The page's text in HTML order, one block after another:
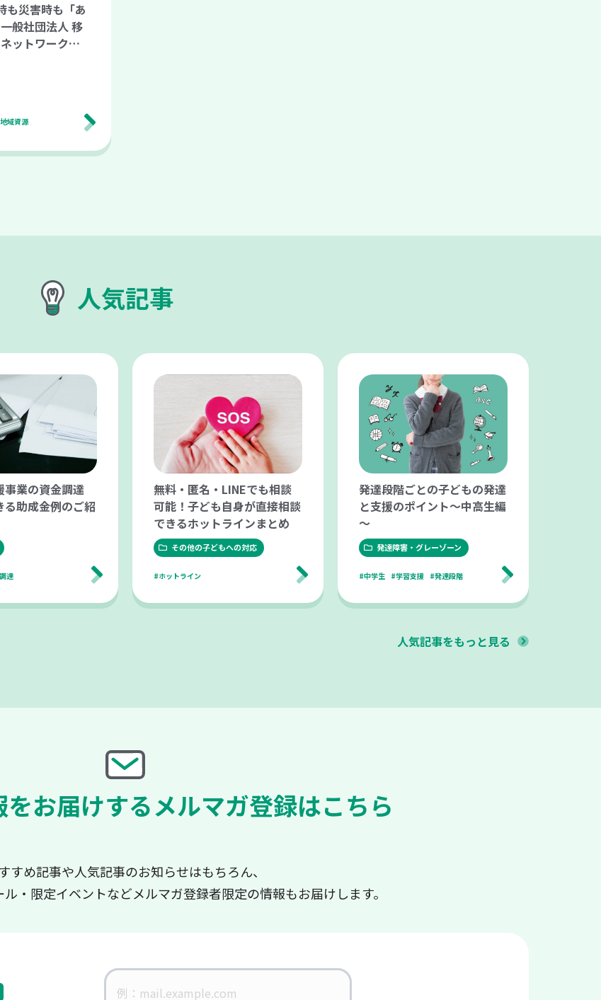
も災害時も「あ
般社団法人 移
ットワークの
域資源
人気記事
事業の資金調達
る助成金例のご紹
達
無料・匿名・LINEでも相談
可能！子ども自身が直接相談
できるホットラインまとめ
その他の子どもへの対応
#ホットライン
発達段階ごとの子どもの発達
と支援のポイント～中高生編
～
発達障害・グレーゾーン
#中学生 #学習支援 #発達段階
人気記事をもっと見る
お届けするメルマガ登録はこちら
すめ記事や人気記事のお知らせはもちろん、
・限定イベントなどメルマガ登録者限定の情報もお届けします。